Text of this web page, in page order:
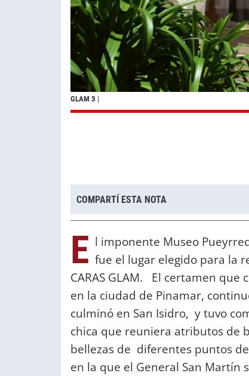
GLAM 3 |
COMPARTÍ ESTA NOTA
E l imponente Museo
fue el lugar elegido para la
CARAS GLAM. El certamen que
en la ciudad de Pinamar,
culminó en San Isidro, y tuvo
chica que reuniera atributos de
bellezas de diferentes puntos
en la que el General San Martín